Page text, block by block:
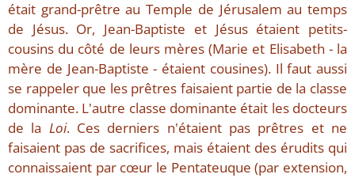
était grand-prêtre au Temple de Jérusalem au temps
de Jésus. Or, Jean-Baptiste et Jésus étaient petits-
cousins du côté de leurs mères (Marie et Elisabeth - la
mère de Jean-Baptiste - étaient cousines). Il faut aussi
se rappeler que les prêtres faisaient partie de la classe
dominante. L'autre classe dominante était les docteurs
de la Loi. Ces derniers n'étaient pas prêtres et ne
faisaient pas de sacrifices, mais étaient des érudits qui
connaissaient par cœur le Pentateuque (par extension,